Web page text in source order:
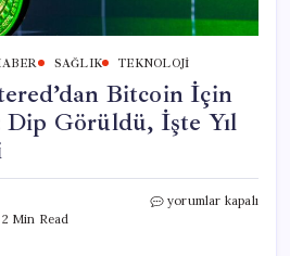
SAĞLIK TEKNOLOJI
Bitcoin İçin
Görüldü, İşte Yıl
2 Min Read
Standard
yorumlar kapalı